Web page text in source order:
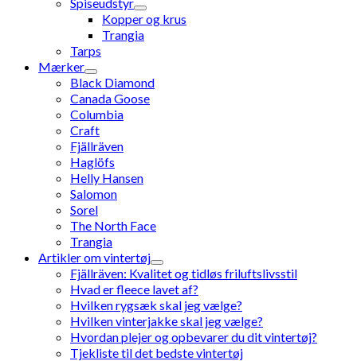
Kopper og krus
Trangia
Tarps
Mærker
Black Diamond
Canada Goose
Columbia
Craft
Fjällräven
Haglöfs
Helly Hansen
Salomon
Sorel
The North Face
Trangia
Artikler om vintertøj
Fjällräven: Kvalitet og tidløs friluftslivsstil
Hvad er fleece lavet af?
Hvilken rygsæk skal jeg vælge?
Hvilken vinterjakke skal jeg vælge?
Hvordan plejer og opbevarer du dit vintertøj?
Tjekliste til det bedste vintertøj